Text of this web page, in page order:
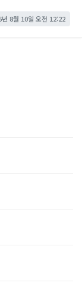
년 8월 10일 오전 12:22